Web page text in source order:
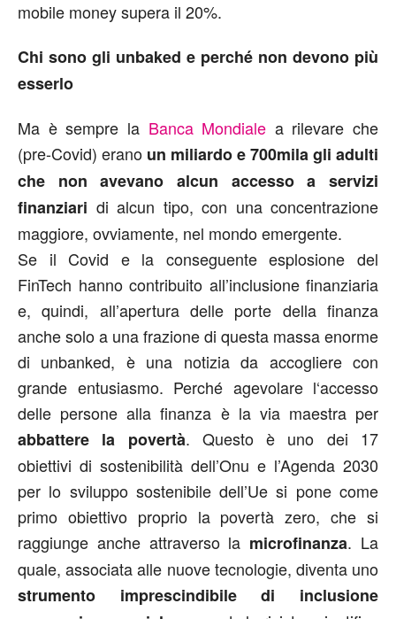
mobile money supera il 20%.
Chi sono gli unbaked e perché non devono più
esserlo
Ma è sempre la Banca Mondiale a rilevare che
(pre-Covid) erano un miliardo e 700mila gli adulti
che non avevano alcun accesso a servizi
finanziari di alcun tipo, con una concentrazione
maggiore, ovviamente, nel mondo emergente.
Se il Covid e la conseguente esplosione del
FinTech hanno contribuito all’inclusione finanziaria
e, quindi, all’apertura delle porte della finanza
anche solo a una frazione di questa massa enorme
di unbanked, è una notizia da accogliere con
grande entusiasmo. Perché agevolare l‘accesso
delle persone alla finanza è la via maestra per
abbattere la povertà. Questo è uno dei 17
obiettivi di sostenibilità dell’Onu e l’Agenda 2030
per lo sviluppo sostenibile dell’Ue si pone come
primo obiettivo proprio la povertà zero, che si
raggiunge anche attraverso la microfinanza. La
quale, associata alle nuove tecnologie, diventa uno
strumento imprescindibile di inclusione